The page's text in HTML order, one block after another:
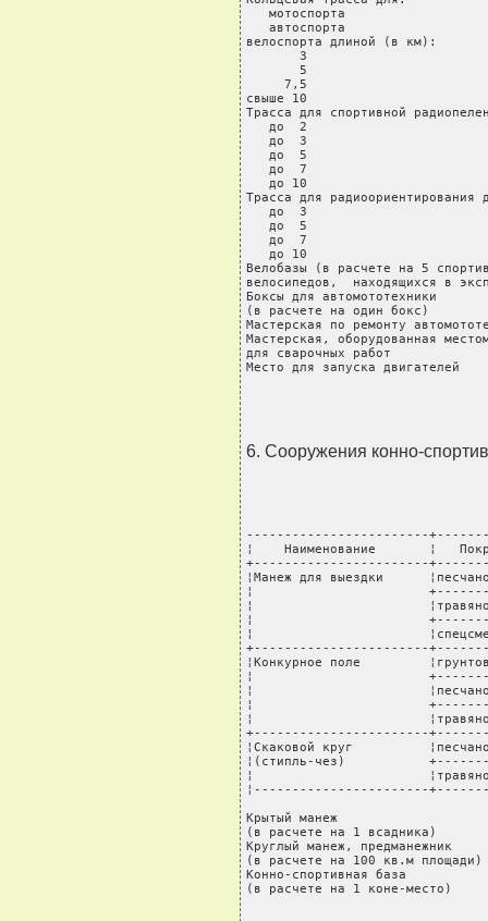
мотоспорта
автоспорта
велоспорта длиной (в км):
3
5
7,5
свыше 10
Трасса для спортивной
до  2
до  3
до  5
до  7
до 10
Трасса для
до  3
до  5
до  7
до 10
Велобазы (в расчете на 5
велосипедов,  находящихся в
Боксы для автомототехники
(в расчете на один
Мастерская по ремонту
Мастерская, оборудованная
для сварочных работ
Место для запуска
6. Сооружения конно-
------------------------
¦    Наименование       ¦
+-----------------------
¦Манеж для выездки
¦
¦
¦
¦
+-----------------------
¦Конкурное поле
¦
¦
¦
¦
+-----------------------
¦Скаковой круг
¦(стипль-чез)
¦
¦-----------------------
Крытый манеж
(в расчете на 1 всадника)
Круглый манеж, предманежник
(в расчете на 100 кв.м
Конно-спортивная база
(в расчете на 1 коне-место)